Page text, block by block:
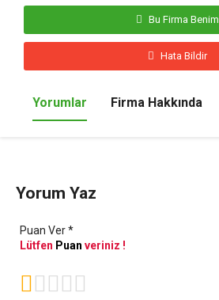
Bu Firma Benim
Hata Bildir
Yorumlar Firma Hakkında
Yorum Yaz
Puan Ver *
Lütfen Puan veriniz !
